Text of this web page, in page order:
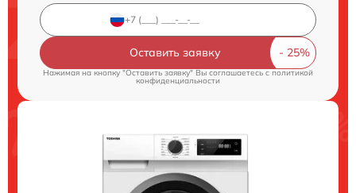
Оставить заявку
Нажимая на кнопку "Оставить заявку" Вы соглашаетесь cполитикой
конфиденциальности